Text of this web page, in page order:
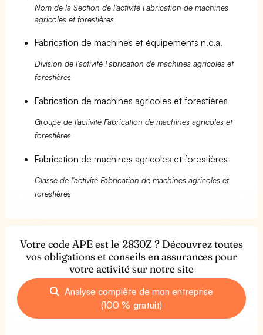
Nom de la Section de l'activité Fabrication de machines
agricoles et forestières
Fabrication de machines et équipements n.c.a.
Division de l'activité Fabrication de machines agricoles et
forestières
Fabrication de machines agricoles et forestières
Groupe de l'activité Fabrication de machines agricoles et
forestières
Fabrication de machines agricoles et forestières
Classe de l'activité Fabrication de machines agricoles et
forestières
Votre code APE est le 2830Z ? Découvrez toutes
vos obligations et conseils en assurances pour
votre activité sur notre site
Analyse complète de mon entreprise
(100 % gratuit)